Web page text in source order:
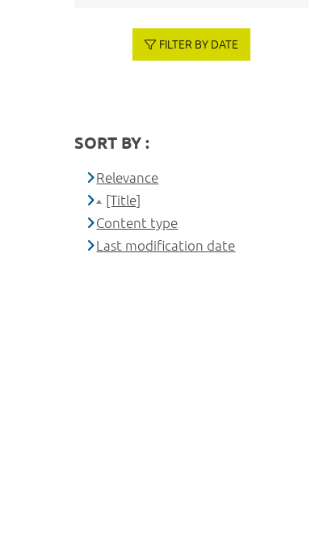
FILTER BY DATE
SORT BY :
Relevance
[Title]
Content type
Last modification date